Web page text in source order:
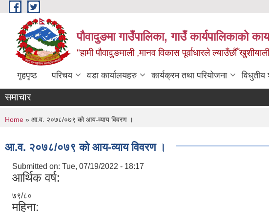
Skip to main content
पौवादुङमा गाउँपालिका, गाउँ कार्यपालिकाको
"हामी पौवादुङमाली ,मानव विकास पूर्वाधारले ल्याउँछौँ
गृहपृष्ठ परिचय वडा कार्यालयहरु कार्यक्रम तथा परियोजना
समाचार
You are here
Home » आ.व. २०७८/०७९ को आय-व्याय विवरण ।
आ.व. २०७८/०७९ को आय-व्याय विवरण ।
Submitted on: Tue, 07/19/2022 - 18:17
आर्थिक वर्ष:
७९/८०
महिना: